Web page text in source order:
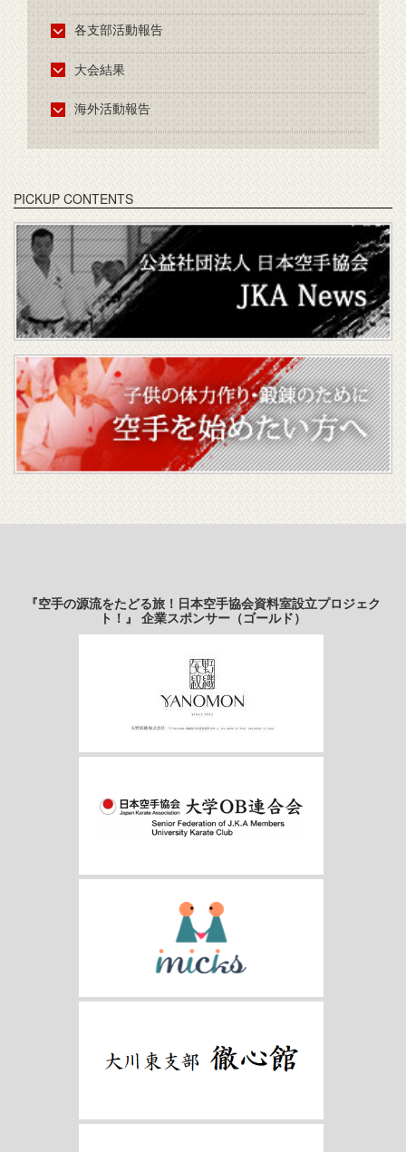
各支部活動報告
大会結果
海外活動報告
PICKUP CONTENTS
『空手の源流をたどる旅！日本空手協会資料室設立プロジェク
ト！』 企業スポンサー（ゴールド）